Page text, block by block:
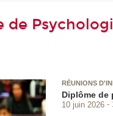
de
RÉUNIONS
Diplôme de
10 juin 2026